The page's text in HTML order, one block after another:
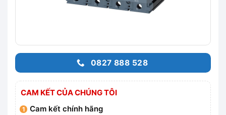
0827 888 528
CAM KẾT CỦA CHÚNG TÔI
Cam kết chính hãng